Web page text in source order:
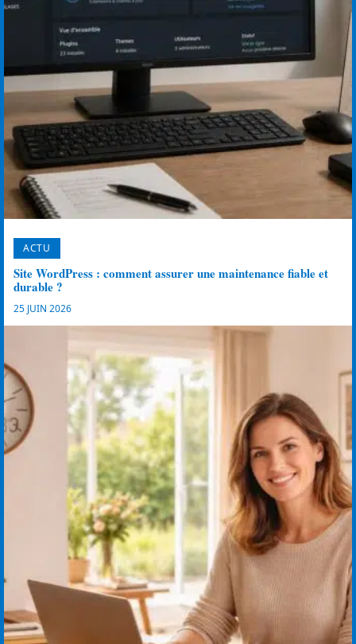
ACTU
Site WordPress : comment assurer une maintenance fiable et
durable ?
25 JUIN 2026